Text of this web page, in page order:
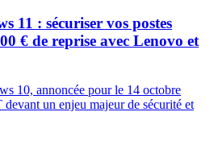
11 : sécuriser vos postes
€ de reprise avec Lenovo et
10, annoncée pour le 14 octobre
un enjeu majeur de sécurité et